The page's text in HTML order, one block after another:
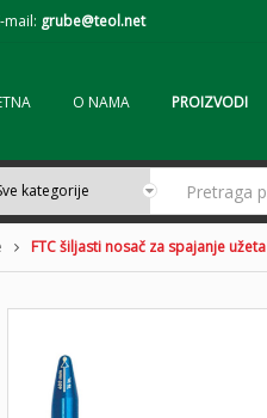
mail: grube@teol.net
O NAMA PROIZVODI
FTC šiljasti nosač za spajanje užeta